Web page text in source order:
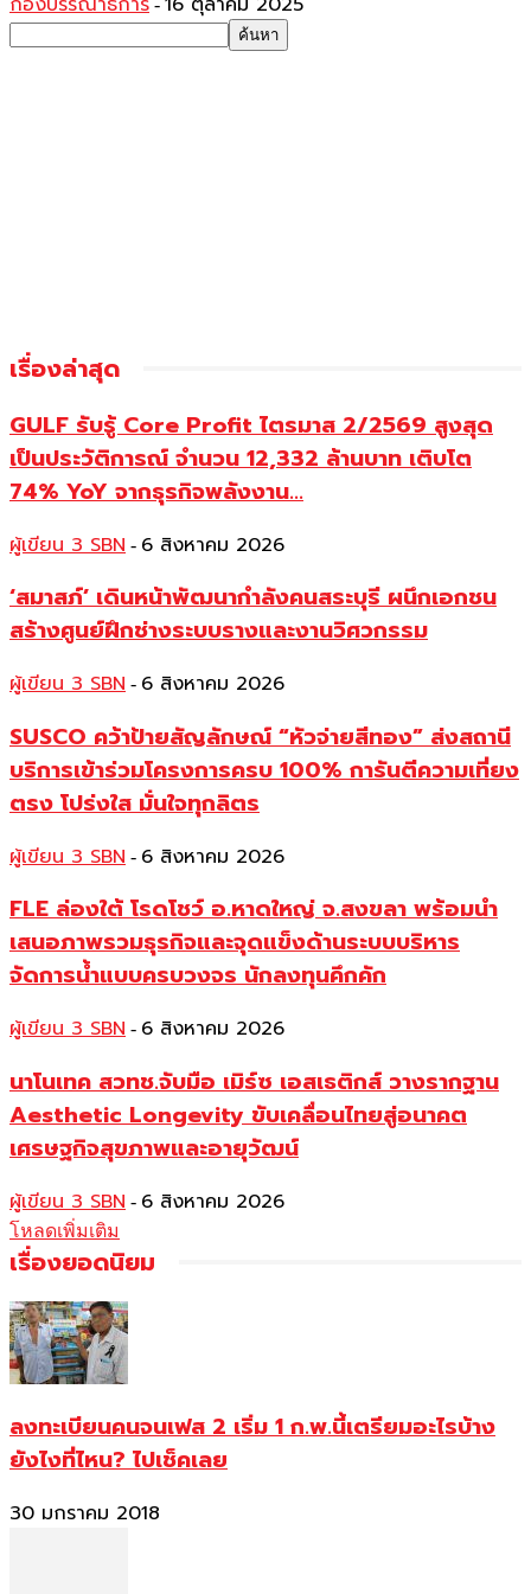
-
เรื่องล่าสุด
GULF รับรู้ Core Profit ไตรมาส 2/2569 สูงสุด
เป็นประวัติการณ์ จำนวน 12,332 ล้านบาท เติบโต
74% YoY จากธุรกิจพลังงาน...
ผู้เขียน 3 SBN - 6 สิงหาคม 2026
‘สมาสภ์’ เดินหน้าพัฒนากำลังคนสระบุรี ผนึกเอกชน
สร้างศูนย์ฝึกช่างระบบรางและงานวิศวกรรม
ผู้เขียน 3 SBN - 6 สิงหาคม 2026
SUSCO คว้าป้ายสัญลักษณ์ “หัวจ่ายสีทอง” ส่งสถานี
บริการเข้าร่วมโครงการครบ 100% การันตีความเที่ยง
ตรง โปร่งใส มั่นใจทุกลิตร
ผู้เขียน 3 SBN - 6 สิงหาคม 2026
FLE ล่องใต้ โรดโชว์ อ.หาดใหญ่ จ.สงขลา พร้อมนำ
เสนอภาพรวมธุรกิจและจุดแข็งด้านระบบบริหาร
จัดการน้ำแบบครบวงจร นักลงทุนคึกคัก
ผู้เขียน 3 SBN - 6 สิงหาคม 2026
นาโนเทค สวทช.จับมือ เมิร์ซ เอสเธติกส์ วางรากฐาน
Aesthetic Longevity ขับเคลื่อนไทยสู่อนาคต
เศรษฐกิจสุขภาพและอายุวัฒน์
ผู้เขียน 3 SBN - 6 สิงหาคม 2026
โหลดเพิ่มเติม
เรื่องยอดนิยม
ลงทะเบียนคนจนเฟส 2 เริ่ม 1 ก.พ.นี้เตรียมอะไรบ้าง
ยังไงที่ไหน? ไปเช็คเลย
30 มกราคม 2018